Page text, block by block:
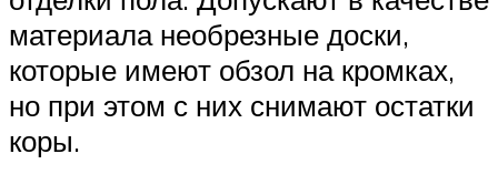
материала необрезные доски,
которые имеют обзол на кромках,
но при этом с них снимают остатки
коры.